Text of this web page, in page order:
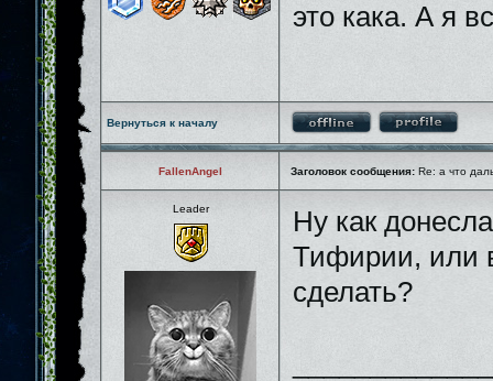
это кака. А я
Вернуться к началу
FallenAngel Заголовок сообщения: Re: а что
Leader
Ну как
Тифирии, или
сделать?